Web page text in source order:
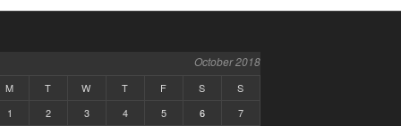
October 2018
M T W T F S
S
1
2 3 4 5 6 7